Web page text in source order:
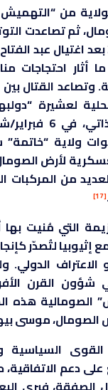
من
كانون الأول 2022 بعد اغتيال
أثار احتجاجات
وتصاعد القتال
لعشيرة
شباط 2023.
ولاية
لأرض
من المركبات
[17]
التي مُنيت بها
إثيوبيا لتُصدّر
الدولي.
شؤون القرن
الصومالية هذه
الصومال، موسى
دعم